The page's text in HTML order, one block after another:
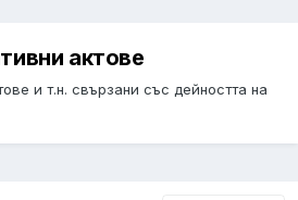
актове
и т.н. свързани със дейността на